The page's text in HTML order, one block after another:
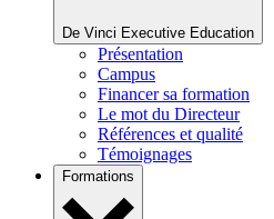
De Vinci Executive Education
Présentation
Campus
Financer sa formation
Le mot du Directeur
Références et qualité
Témoignages
Formations